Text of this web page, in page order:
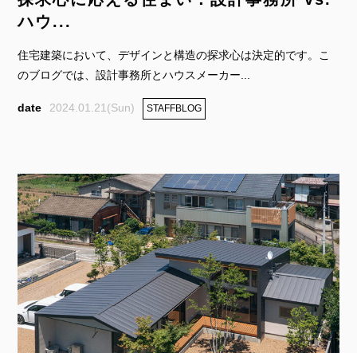
ハウ...
住宅建築において、デザインと構造の探求心は決定的です。こ
のブログでは、設計事務所とハウスメーカー...
2024.01.21(Sun) STAFFBLOG